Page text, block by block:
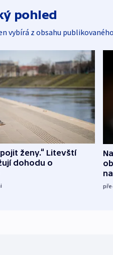
pohled
vybírá z obsahu
ženy.“ Litevští
dohodu o